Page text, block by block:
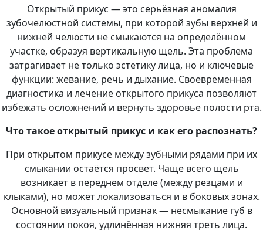
Открытый прикус — это серьёзная аномалия
зубочелюстной системы, при которой зубы верхней и
нижней челюсти не смыкаются на определённом
участке, образуя вертикальную щель. Эта проблема
затрагивает не только эстетику лица, но и ключевые
функции: жевание, речь и дыхание. Своевременная
диагностика и лечение открытого прикуса позволяют
избежать осложнений и вернуть здоровье полости рта.
Что такое открытый прикус и как его распознать?
При открытом прикусе между зубными рядами при их
смыкании остаётся просвет. Чаще всего щель
возникает в переднем отделе (между резцами и
клыками), но может локализоваться и в боковых зонах.
Основной визуальный признак — несмыкание губ в
состоянии покоя, удлинённая нижняя треть лица.